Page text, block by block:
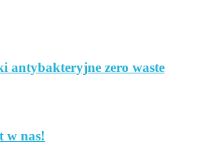
antybakteryjne zero waste
w nas!